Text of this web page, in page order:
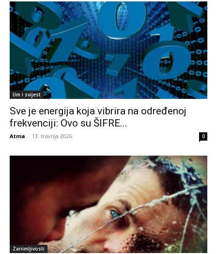
Um i svijest
Sve je energija koja vibrira na određenoj
frekvenciji: Ovo su ŠIFRE...
Atma - 13. travnja 2026. 0
Zanimljivosti